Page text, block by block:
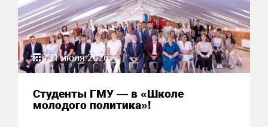
31 июля 2026
Студенты ГМУ — в «Школе
молодого политика»!